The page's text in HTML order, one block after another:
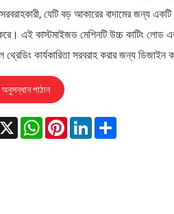
যেটি বড় আকারের বাদামের জন্য
এই কাস্টমাইজড মেশিনটি উচ্চ কাটিং লোড
থ্রেডিং কার্যকারিতা সরবরাহ করার জন্য ডিজাইন
অনুসন্ধান পাঠান
X WhatsApp
PinterestLinkedInShare